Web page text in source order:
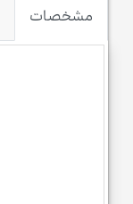
مشخصات